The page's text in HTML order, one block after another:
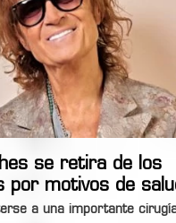
se retira de los
por motivos de
a una importante